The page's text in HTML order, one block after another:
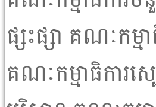
ផ្សះផ្សា គណៈកម្ម
គណៈកម្មាធិការ